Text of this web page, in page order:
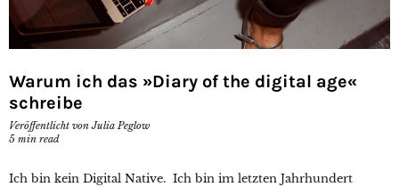
Warum ich das »Diary of the digital age«
schreibe
Veröffentlicht vonJulia Peglow
5 min read
Ich bin kein Digital Native. Ich bin im letzten Jahrhundert